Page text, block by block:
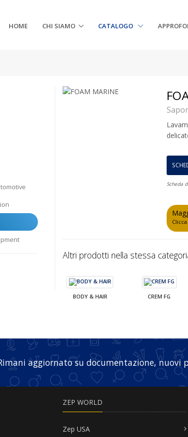
HOME CHI SIAMO CATALOGO
Scheda
Altri prodotti nella stessa
BODY & HAIR CREM FG
aggiornato su documentazione, nuovi
ZEP WORLD
Zep USA